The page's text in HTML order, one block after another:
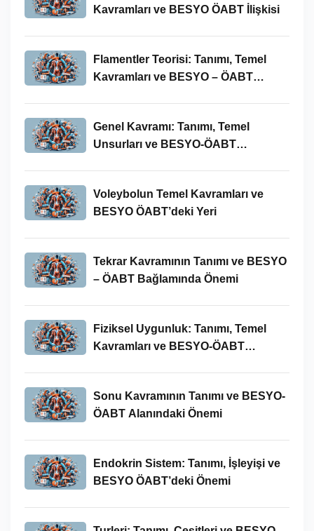
Kavramları ve BESYO ÖABT İlişkisi
Flamentler Teorisi: Tanımı, Temel
Kavramları ve BESYO – ÖABT
Genel Kavramı: Tanımı, Temel
Unsurları ve BESYO-ÖABT
Voleybolun Temel Kavramları ve
BESYO ÖABT’deki Yeri
Tekrar Kavramının Tanımı ve BESYO
– ÖABT Bağlamında Önemi
Fiziksel Uygunluk: Tanımı, Temel
Kavramları ve BESYO-ÖABT
Sonu Kavramının Tanımı ve BESYO-
ÖABT Alanındaki Önemi
Endokrin Sistem: Tanımı, İşleyişi ve
BESYO ÖABT’deki Önemi